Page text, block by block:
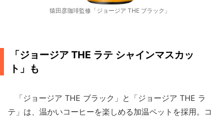
猿田彦珈琲監修「ジョージア THE ブラック」
「ジョージア THE ラテ シャインマスカッ
ト」も
「ジョージア THE ブラック」と「ジョージア THE ラ
テ」は、温かいコーヒーを楽しめる加温ペットを採用。コ